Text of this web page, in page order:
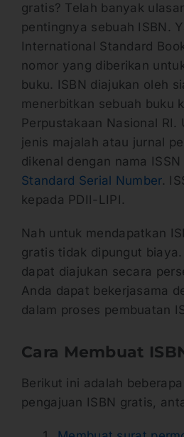
gratis? Telah banyak
pentingnya sebuah ISBN.
International Standard
nomor yang diberikan
buku. ISBN diajukan oleh
menerbitkan sebuah buku
Perpustakaan Nasional RI.
jenis majalah atau jurnal
dikenal dengan nama ISSN
Standard Serial Number.
kepada PDII-LIPI.
Nah untuk mendapatkan
gratis tidak dipungut
dapat diajukan secara
Anda dapat bekerjasama
dalam proses pembuatan
Cara Membuat
Berikut ini adalah
pengajuan ISBN gratis,